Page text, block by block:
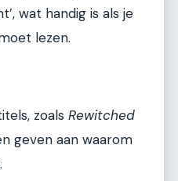
wat handig is als je
lezen.
zoals Rewitched
geven aan waarom